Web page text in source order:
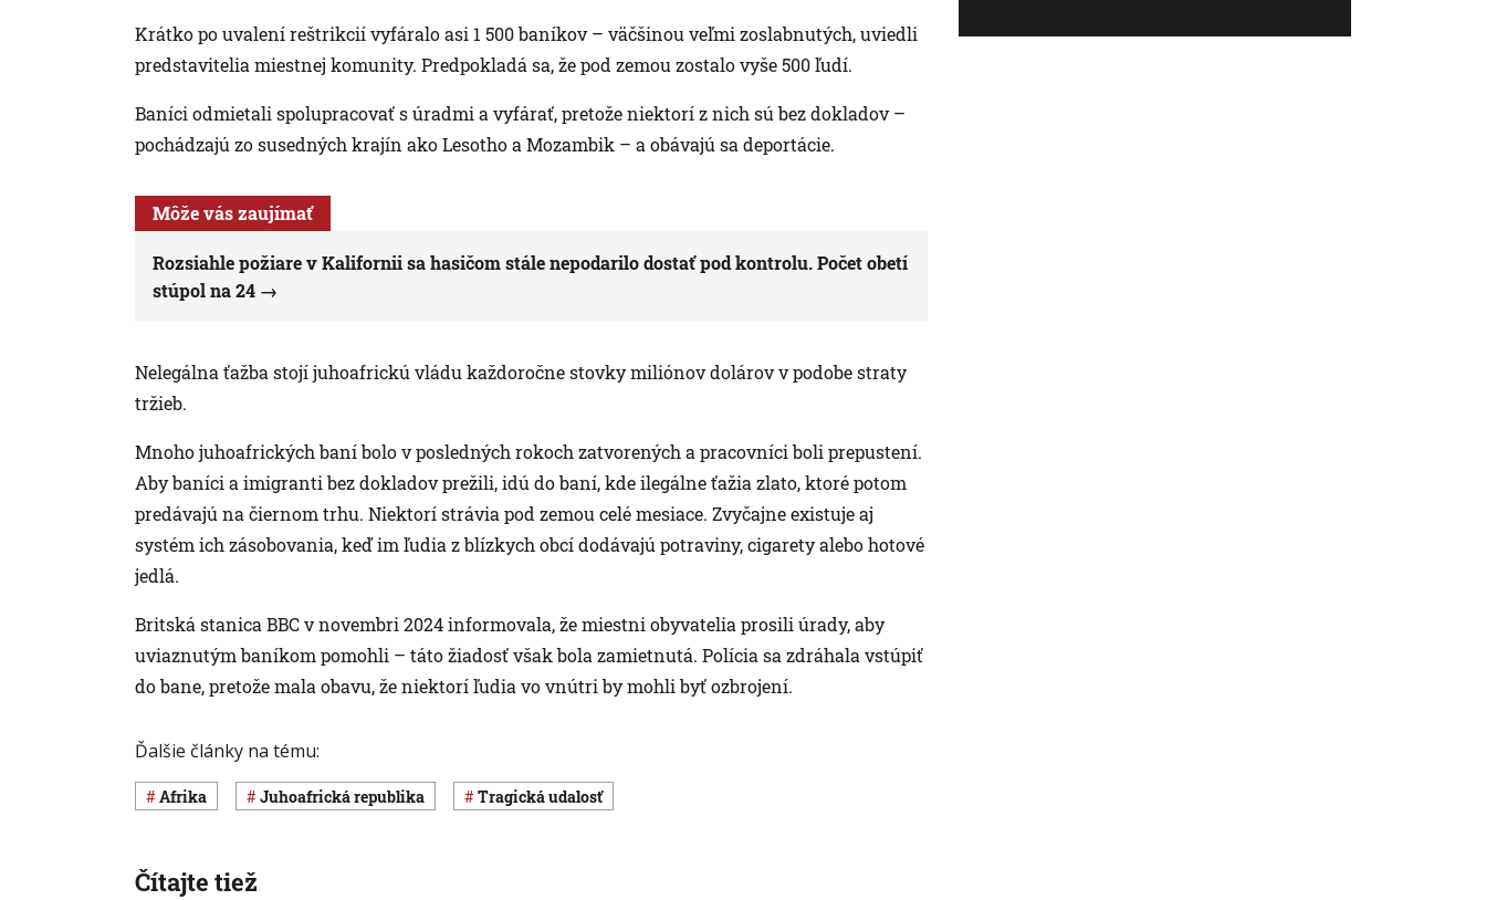
Krátko po uvalení reštrikcií vyfáralo asi 1 500 baníkov – väčšinou veľmi zoslabnutých, uviedli
predstavitelia miestnej komunity. Predpokladá sa, že pod zemou zostalo vyše 500 ľudí.
Baníci odmietali spolupracovať s úradmi a vyfárať, pretože niektorí z nich sú bez dokladov –
pochádzajú zo susedných krajín ako Lesotho a Mozambik – a obávajú sa deportácie.
Môže vás zaujímať
Rozsiahle požiare v Kalifornii sa hasičom stále nepodarilo dostať pod kontrolu. Počet obetí
stúpol na 24
Nelegálna ťažba stojí juhoafrickú vládu každoročne stovky miliónov dolárov v podobe straty
tržieb.
Mnoho juhoafrických baní bolo v posledných rokoch zatvorených a pracovníci boli prepustení.
Aby baníci a imigranti bez dokladov prežili, idú do baní, kde ilegálne ťažia zlato, ktoré potom
predávajú na čiernom trhu. Niektorí strávia pod zemou celé mesiace. Zvyčajne existuje aj
systém ich zásobovania, keď im ľudia z blízkych obcí dodávajú potraviny, cigarety alebo hotové
jedlá.
Britská stanica BBC v novembri 2024 informovala, že miestni obyvatelia prosili úrady, aby
uviaznutým baníkom pomohli – táto žiadosť však bola zamietnutá. Polícia sa zdráhala vstúpiť
do bane, pretože mala obavu, že niektorí ľudia vo vnútri by mohli byť ozbrojení.
Ďalšie články na tému:
Afrika Juhoafrická republika Tragická udalosť
Čítajte tiež